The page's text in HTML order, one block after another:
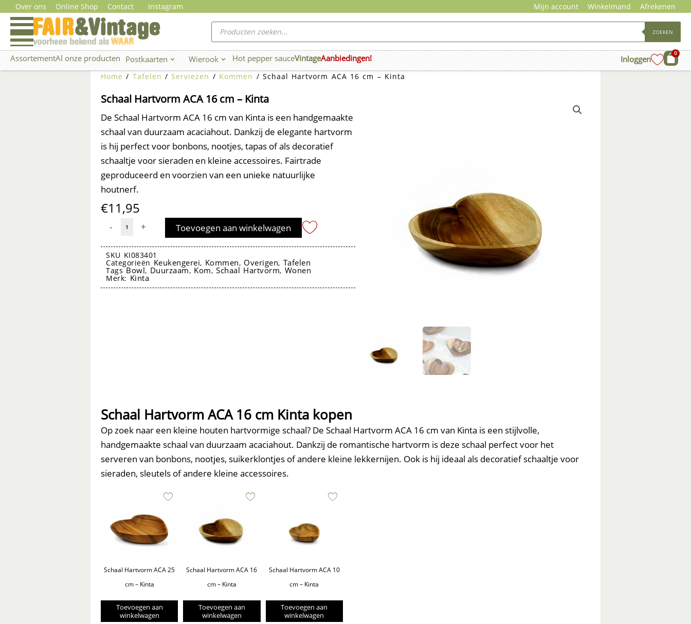
naar
inhoud
Over ons Online Shop Contact Instagram Mijn account Winkelmand Afrekenen
Producten
zoeken ZOEKEN
AssortementAl onze producten Postkaarten Open Postkaarten
Wierook Open Wierook
Hot pepper sauceVintageAanbiedingen! Inloggen
0
Home / Tafelen /Serviezen / Kommen / Schaal Hartvorm ACA 16 cm – Kinta
Schaal Hartvorm ACA 16 cm – Kinta
De Schaal Hartvorm ACA 16 cm van Kinta is een handgemaakte
schaal van duurzaam acaciahout. Dankzij de elegante hartvorm
is hij perfect voor bonbons, nootjes, tapas of als decoratief
schaaltje voor sieraden en kleine accessoires. Fairtrade
geproduceerd en voorzien van een unieke natuurlijke
houtnerf.
€11,95
-
ACA
16
cm
+ Toevoegen aan winkelwagen
SKU KI083401
Categorieën Keukengerei, Kommen, Overigen, Tafelen
Tags Bowl, Duurzaam, Kom,Schaal Hartvorm, Wonen
Merk: Kinta
Schaal Hartvorm ACA 16 cm Kinta kopen
Op zoek naar een kleine houten hartvormige schaal? De Schaal Hartvorm ACA 16 cm van Kinta is een stijlvolle,
handgemaakte schaal van duurzaam acaciahout. Dankzij de romantische hartvorm is deze schaal perfect voor het
serveren van bonbons, nootjes, suikerklontjes of andere kleine lekkernijen. Ook is hij ideaal als decoratief schaaltje voor
sieraden, sleutels of andere kleine accessoires.
Schaal Hartvorm ACA 25
cm – Kinta
Toevoegen aan
winkelwagen
Schaal Hartvorm ACA 16
cm – Kinta
Toevoegen aan
winkelwagen
Schaal Hartvorm ACA 10
cm – Kinta
Toevoegen aan
winkelwagen